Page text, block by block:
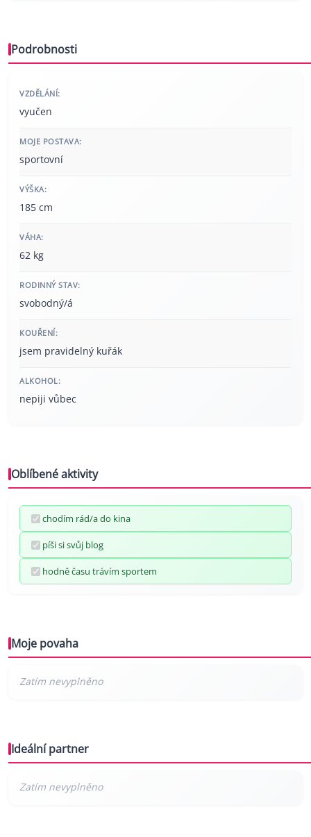
Podrobnosti
VZDĚLÁNÍ:
vyučen
MOJE POSTAVA:
sportovní
VÝŠKA:
185 cm
VÁHA:
62 kg
RODINNÝ STAV:
svobodný/á
KOUŘENÍ:
jsem pravidelný kuřák
ALKOHOL:
nepiji vůbec
Oblíbené aktivity
chodím rád/a do kina
píši si svůj blog
hodně času trávím sportem
Moje povaha
Ideální partner